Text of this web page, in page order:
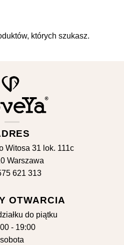
których szukasz.
Witosa 31 lok. 111c
Warszawa
621 313
OTWARCIA
do piątku
- 19:00
sobota